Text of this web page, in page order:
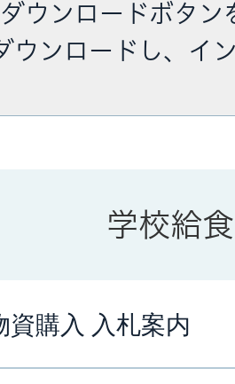
ウンロードボタン
ウンロードし、イ
学校給食
資購入 入札案内